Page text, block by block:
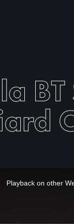
Playback on other